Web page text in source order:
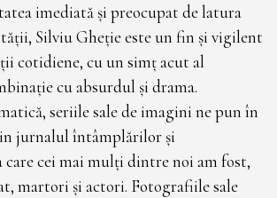
imediată și preocupat de latura
Silviu Gheție este un fin și vigilent
cotidiene, cu un simț acut al
cu absurdul și drama.
seriile sale de imagini ne pun în
jurnalul întâmplărilor și
care cei mai mulți dintre noi am fost,
martori și actori. Fotografiile sale